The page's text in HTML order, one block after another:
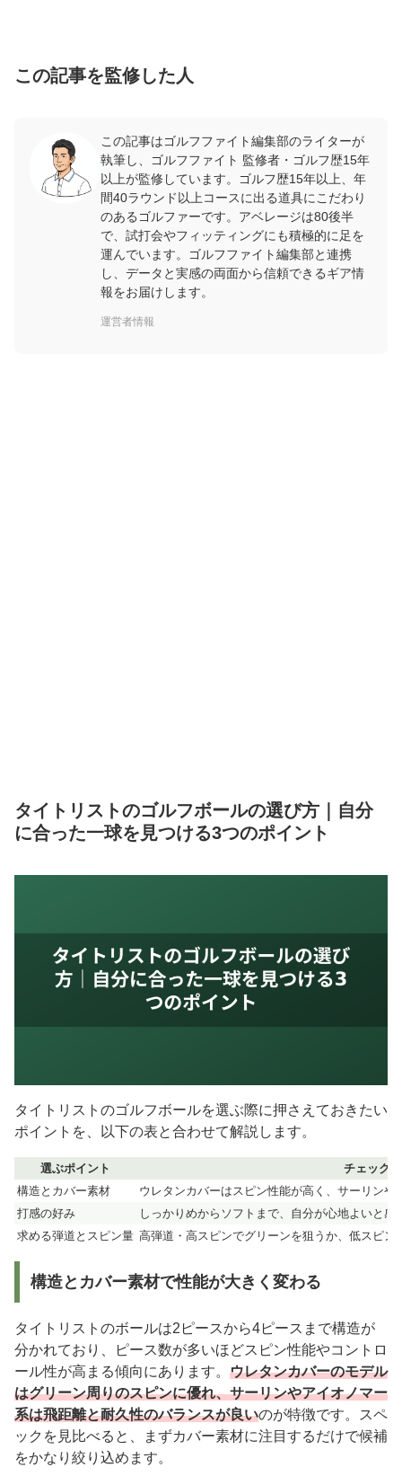
この記事を監修した人
この記事はゴルフファイト編集部のライターが
執筆し、ゴルフファイト 監修者・ゴルフ歴15年
以上が監修しています。ゴルフ歴15年以上、年
間40ラウンド以上コースに出る道具にこだわり
のあるゴルファーです。アベレージは80後半
で、試打会やフィッティングにも積極的に足を
運んでいます。ゴルフファイト編集部と連携
し、データと実感の両面から信頼できるギア情
報をお届けします。
運営者情報
タイトリストのゴルフボールの選び方｜自分
に合った一球を見つける3つのポイント
タイトリストのゴルフボールを選ぶ際に押さえておきたい
ポイントを、以下の表と合わせて解説します。
選ぶポイント
チェック
構造とカバー素材
ウレタンカバーはスピン性能が高く、サーリン
打感の好み
しっかりめからソフトまで、自分が心地よいと感
求める弾道とスピン量 高弾道・高スピンでグリーンを狙うか、低スピ
構造とカバー素材で性能が大きく変わる
タイトリストのボールは2ピースから4ピースまで構造が
分かれており、ピース数が多いほどスピン性能やコントロ
ール性が高まる傾向にあります。 ウレタンカバーのモデル
はグリーン周りのスピンに優れ、サーリンやアイオノマー
系は飛距離と耐久性のバランスが良いのが特徴です。スペ
ックを見比べると、まずカバー素材に注目するだけで候補
をかなり絞り込めます。